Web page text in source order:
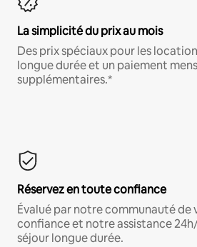
La simplicité du prix au mois
Des prix spéciaux pour les
longue durée et un paiement
supplémentaires.*
Réservez en toute confiance
Évalué par notre communauté de
confiance et notre assistance
séjour longue durée.